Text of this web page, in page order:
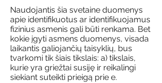
Naudojantis šia svetaine duomenys
apie identifikuotus ar identifikuojamus
fizinius asmenis gali būti renkama. Bet
kokie įgyti asmens duomenys, visada
laikantis galiojančių taisyklių, bus
tvarkomi tik šiais tikslais: a) tikslais,
kurie yra griežtai susiję ir reikalingi
siekiant suteikti prieigą prie e.